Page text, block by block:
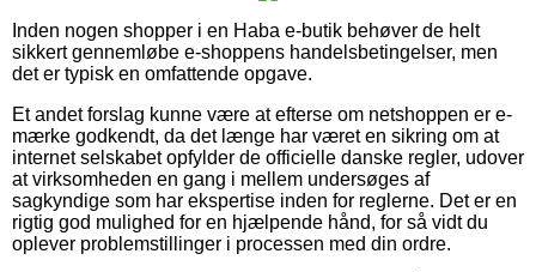
Inden nogen shopper i en Haba e-butik behøver de helt
sikkert gennemløbe e-shoppens handelsbetingelser, men
det er typisk en omfattende opgave.
Et andet forslag kunne være at efterse om netshoppen er e-
mærke godkendt, da det længe har været en sikring om at
internet selskabet opfylder de officielle danske regler, udover
at virksomheden en gang i mellem undersøges af
sagkyndige som har ekspertise inden for reglerne. Det er en
rigtig god mulighed for en hjælpende hånd, for så vidt du
oplever problemstillinger i processen med din ordre.